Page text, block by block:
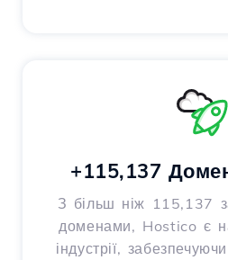
+115,137
З більш ніж 115,137
доменами, Hostico є
індустрії,